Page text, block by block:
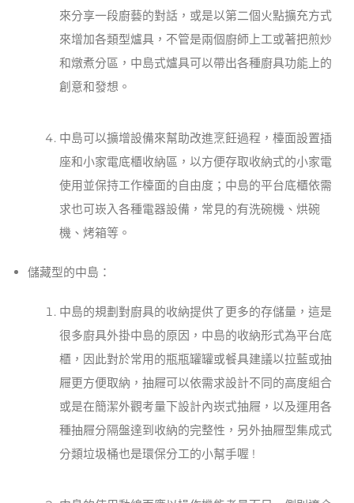
來分享一段廚藝的對話，或是以第二個火點擴充方式
來增加各類型爐具，不管是兩個廚師上工或著把煎炒
和燉煮分區，中島式爐具可以帶出各種廚具功能上的
創意和發想。
中島可以擴增設備來幫助改進烹飪過程，檯面設置插
座和小家電底櫃收納區，以方便存取收納式的小家電
使用並保持工作檯面的自由度；中島的平台底櫃依需
求也可崁入各種電器設備，常見的有洗碗機、烘碗
機、烤箱等。
儲藏型的中島：
中島的規劃對廚具的收納提供了更多的存儲量，這是
很多廚具外掛中島的原因，中島的收納形式為平台底
櫃，因此對於常用的瓶瓶罐罐或餐具建議以拉藍或抽
屜更方便取納，抽屜可以依需求設計不同的高度組合
或是在簡潔外觀考量下設計內崁式抽屜，以及運用各
種抽屜分隔盤達到收納的完整性，另外抽屜型集成式
分類垃圾桶也是環保分工的小幫手喔 !